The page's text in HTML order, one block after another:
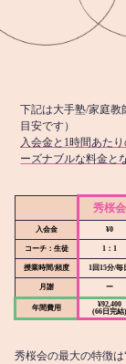
下記は大手塾/家庭教
目安です）
入会金と1時間あた
ーズナブルな料金と
秀桜会
入会金 ¥0
コーチ：生徒 1：1
授業時間/頻度 1回15分/毎
月謝 ー
年間費用
¥92,400
(66日完結)
秀桜会の最大の特徴は